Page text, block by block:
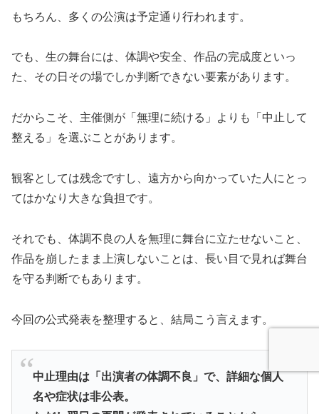
もちろん、多くの公演は予定通り行われます。
でも、生の舞台には、体調や安全、作品の完成度といっ
た、その日その場でしか判断できない要素があります。
だからこそ、主催側が「無理に続ける」よりも「中止して
整える」を選ぶことがあります。
観客としては残念ですし、遠方から向かっていた人にとっ
てはかなり大きな負担です。
それでも、体調不良の人を無理に舞台に立たせないこと、
作品を崩したまま上演しないことは、長い目で見れば舞台
を守る判断でもあります。
今回の公式発表を整理すると、結局こう言えます。
中止理由は「出演者の体調不良」で、詳細な個人
名や症状は非公表。